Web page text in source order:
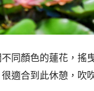
同顏色的蓮花，搖
適合到此休憩，吹